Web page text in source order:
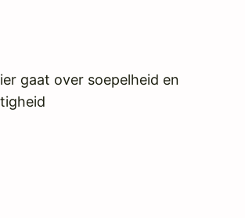
gaat over soepelheid en